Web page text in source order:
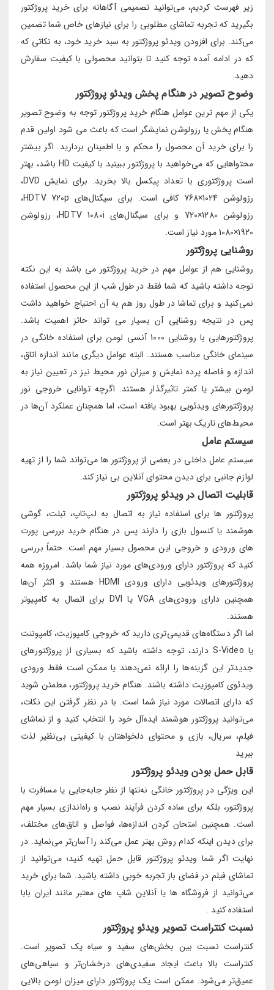
زیر فهرست کردیم، می‌توانید تصمیمی آگاهانه برای خرید پروژکتور
بگیرید که تجربه تماشای مطلوبی را برای نیازهای خاص شما تضمین
می‌کند. برای افزودن ویدئو پروژکتور به سبد خرید خود، به نکاتی که
که در ادامه آمده توجه کنید تا بتوانید محصولی با کیفیت سفارش
دهید.
وضوح تصویر در هنگام پخش ویدئو پروژکتور
یکی از مهم ترین عوامل هنگام خرید پروژکتور توجه به وضوح تصویر
هنگام پخش یا رزولوشن نمایشگر است که باعث می شود اولین قدم
را برای خرید آن محصول را محکم و با اطمینان بردارید. اگر بیشتر
محتواهایی که می‌خواهید با پروژکتور ببینید با کیفیت HD باشد، بهتر
است پروژکتوری با تعداد پیکسل بالا بخرید. برای نمایش DVD،
رزولوشن 1024×768 کافی است. برای سیگنال‌های HDTV 720p،
رزولوشن 1280×720 و برای سیگنال‌های HDTV 1080i، رزولوشن
1920×1080 مورد نیاز است.
روشنایی پروژکتور
روشنایی هم از عوامل مهم در خرید پروژکتور می باشد به این نکته
توجه داشته باشید که شما فقط در طول شب از این محصول استفاده
نمی‌کنید و برای تماشا در طول روز هم به آن احتیاج خواهید داشت
پس در نتیجه روشنایی آن بسیار می تواند حائز اهمیت باشد.
پروژکتورهایی با روشنایی 1000 آنسی لومن برای استفاده خانگی در
سینمای خانگی مناسب هستند. البته عوامل دیگری مانند اندازه اتاق،
اندازه و فاصله پرده نمایش و میزان نور محیط نیز در تعیین نیاز به
لومن بیشتر یا کمتر تاثیرگذار هستند. اگرچه توانایی خروجی نور
پروژکتورهای ویدئویی بهبود یافته است، اما همچنان عملکرد آن‌ها در
محیط‌های تاریک بهتر است.
سیستم عامل
سیستم عامل داخلی در بعضی از پروژکتور ها می‌تواند شما را از تهیه
لوازم جانبی برای دیدن محتوای آنلاین بی نیاز کند.
قابلیت اتصال در ویدئو پروژکتور
پروژکتور ها برای استفاده نیاز به اتصال به لپ‌تاپ، تبلت، گوشی
هوشمند یا کنسول بازی را دارند پس در هنگام خرید بررسی پورت
های ورودی و خروجی این محصول بسیار مهم است. حتماً بررسی
کنید که پروژکتور دارای ورودی‌های مورد نیاز شما باشد. امروزه همه
پروژکتورهای ویدئویی دارای ورودی HDMI هستند و اکثر آن‌ها
همچنین دارای ورودی‌های VGA یا DVI برای اتصال به کامپیوتر
هستند.
اما اگر دستگاه‌های قدیمی‌تری دارید که خروجی کامپوزیت، کامپوننت
یا S-Video دارند، توجه داشته باشید که بسیاری از پروژکتورهای
جدیدتر این گزینه‌ها را ارائه نمی‌دهند یا ممکن است فقط ورودی
ویدئوی کامپوزیت داشته باشند. هنگام خرید پروژکتور، مطمئن شوید
که دارای اتصالات مورد نیاز شما است. با در نظر گرفتن این نکات،
می‌توانید پروژکتور هوشمند ایده‌آل خود را انتخاب کنید و از تماشای
فیلم، سریال، بازی و محتوای دلخواهتان با کیفیتی بی‌نظیر لذت
ببرید
قابل حمل بودن ویدئو پروژکتور
این ویژگی در پروژکتور خانگی نه‌تنها از نظر جابه‌جایی یا مسافرت با
پروژکتور، بلکه برای ساده کردن فرآیند نصب و راه‌اندازی بسیار مهم
است. همچنین امتحان کردن اندازه‌ها، فواصل و اتاق‌های مختلف،
برای دیدن اینکه کدام روش بهتر عمل می‌کند را آسان‌تر می‌نماید. در
نهایت اگر شما ویدئو پروژکتور قابل حمل تهیه کنید؛ می‌توانید از
تماشای فیلم در فضای باز تجربه خوبی داشته باشید. شما برای خرید
می‌توانید از فروشگاه ها یا آنلاین شاپ های معتبر مانند ایران بابا
استفاده کنید .
نسبت کنتراست تصویر ویدئو پروژکتور
کنتراست نسبت بین بخش‌های سفید و سیاه یک تصویر است.
کنتراست بالا باعث ایجاد سفیدی‌های درخشان‌تر و سیاهی‌های
عمیق‌تر می‌شود. ممکن است یک پروژکتور دارای میزان لومن بالایی